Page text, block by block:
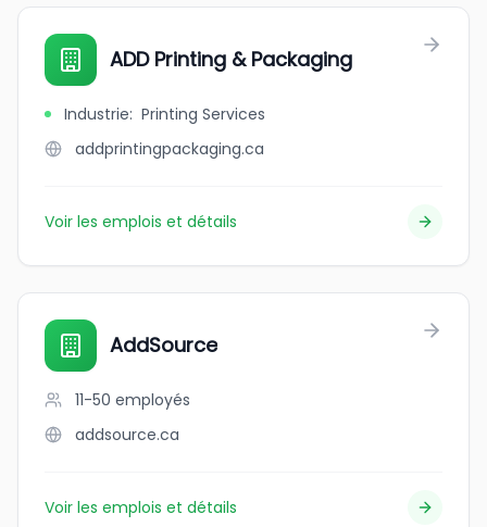
ADD Printing & Packaging
Industrie: Printing Services
addprintingpackaging.ca
Voir les emplois et détails
AddSource
11-50 employés
addsource.ca
Voir les emplois et détails